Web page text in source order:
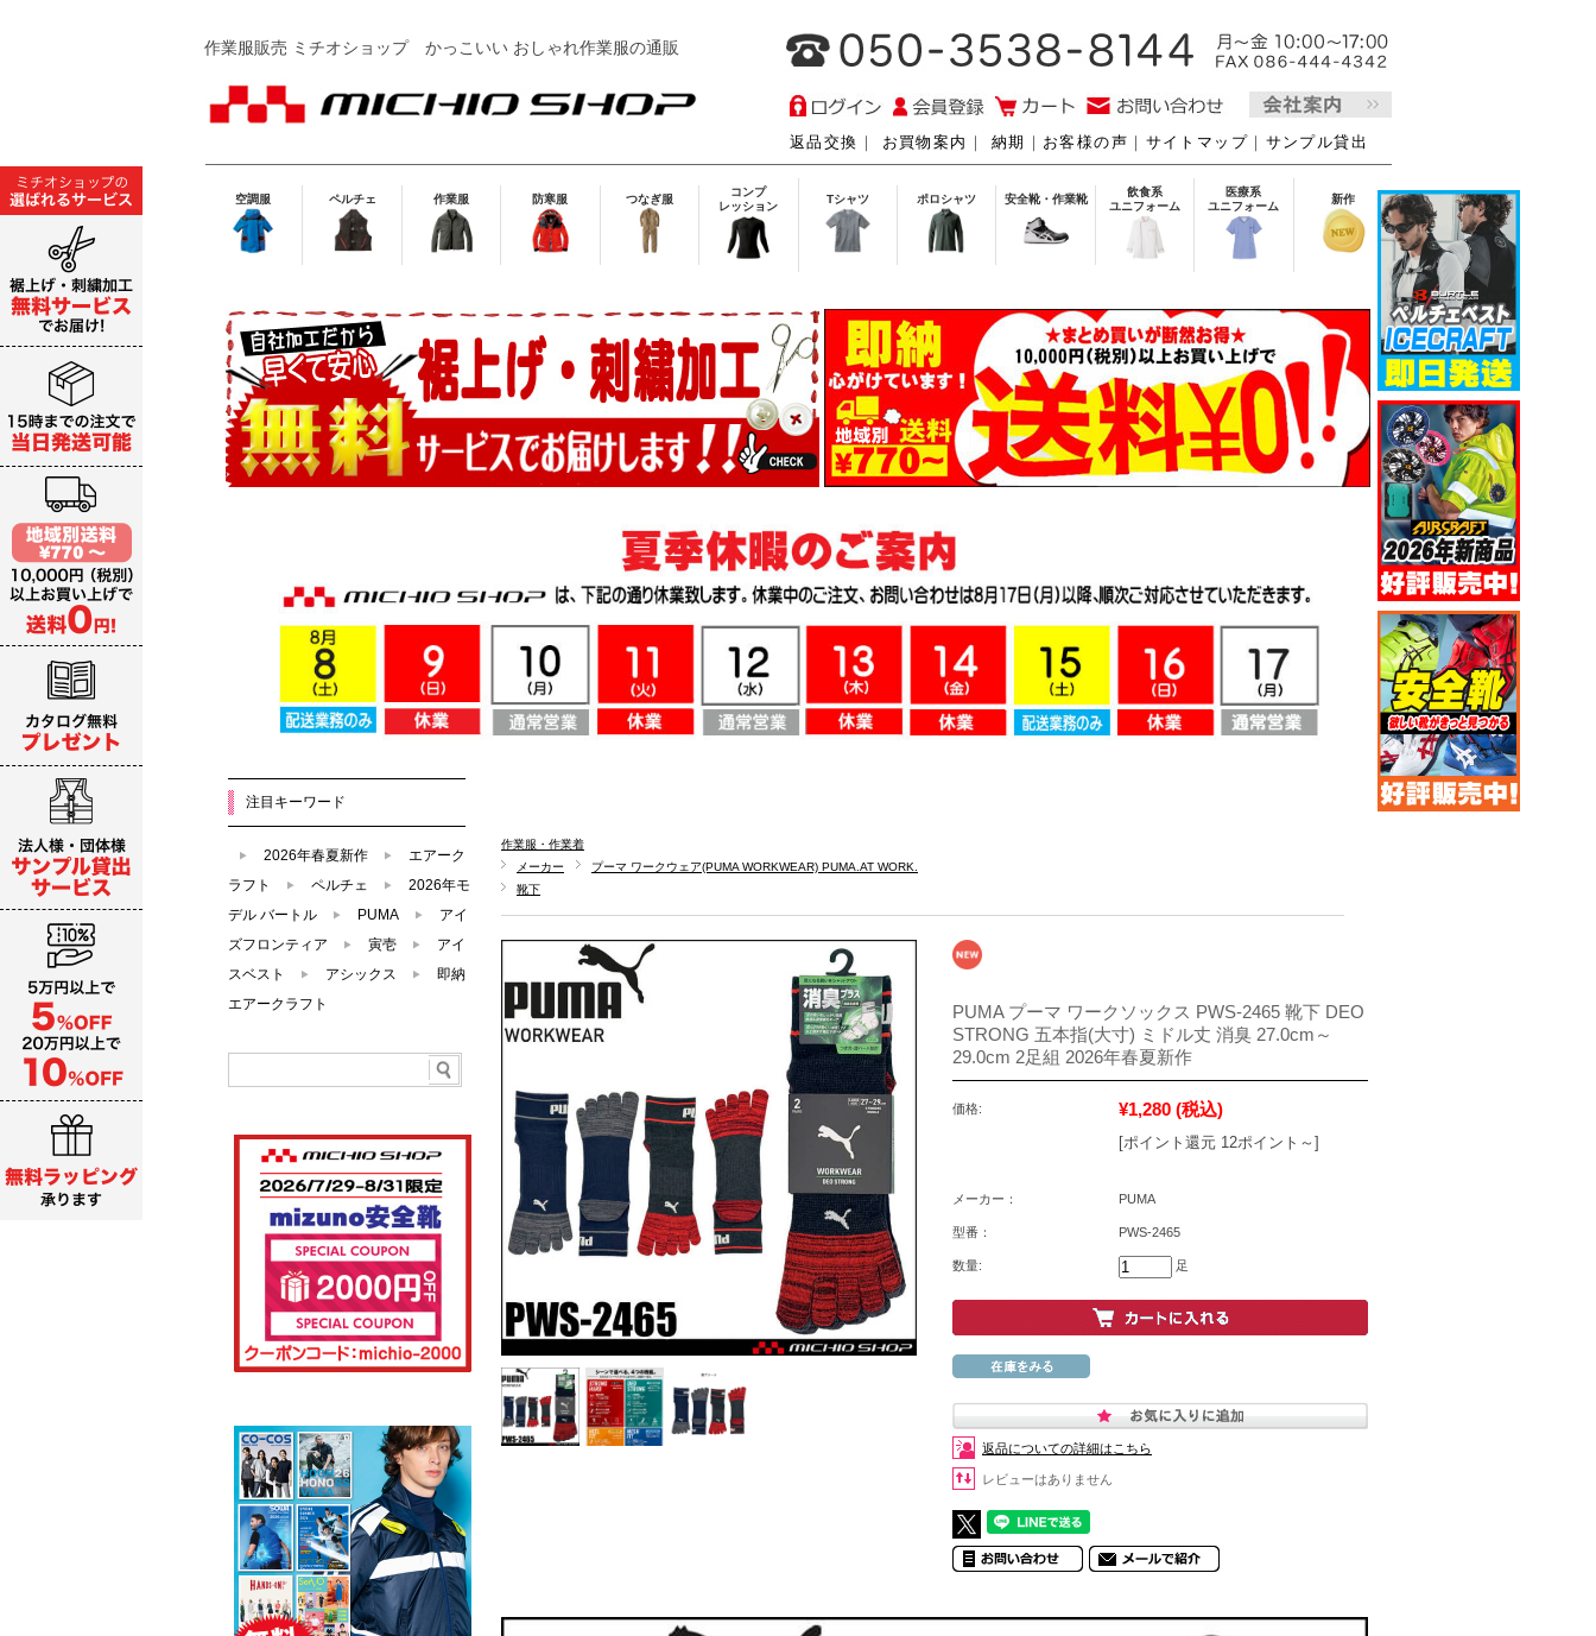
作業服販売 ミチオショップかっこいい おしゃれ作業服の通販
返品交換 ｜ お買物案内 ｜ 納期 ｜ お客様の声 ｜ サイトマップ ｜ サンプル貸出
空調服 ペルチェ 作業服 防寒服 つなぎ服
コンプ
レッション
Tシャツ ポロシャツ 安全靴・作業靴
飲食系
ユニフォーム
医療系
ユニフォーム
新作
作業服・作業着
メーカー
プーマ ワークウェア(PUMA WORKWEAR) PUMA.AT WORK.
靴下
PUMA プーマ ワークソックス PWS-2465 靴下 DEO
STRONG 五本指(大寸) ミドル丈 消臭 27.0cm～
29.0cm 2足組 2026年春夏新作
価格: ¥1,280 (税込)
[ポイント還元 12ポイント～]
メーカー： PUMA
型番： PWS-2465
数量: 足
返品についての詳細はこちら
レビューはありません
注目キーワード
2026年春夏新作
エアーク
ラフト
ペルチェ
2026年モ
デル バートル
PUMA
アイ
ズフロンティア
寅壱
アイ
スベスト
アシックス
即納
エアークラフト